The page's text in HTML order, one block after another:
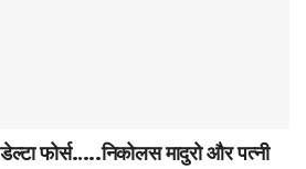
फोर्स…..निकोलस मादुरो और पत्नी